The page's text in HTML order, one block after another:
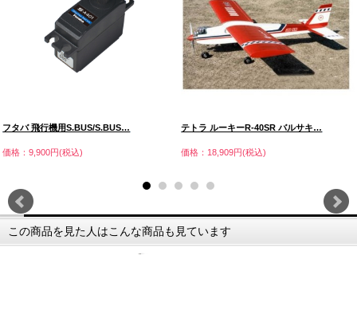
フタバ 飛行機用S.BUS/S.BUS…
価格：9,900円(税込)
テトラ ルーキーR-40SR バルサキ…
価格：18,909円(税込)
この商品を見た人はこんな商品も見ています